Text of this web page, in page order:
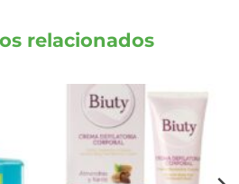
relacionados